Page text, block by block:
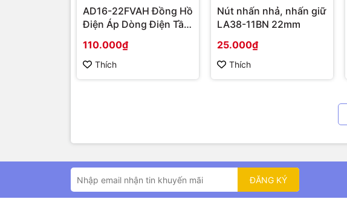
AD16-22FVAH Đồng Hồ
Điện Áp Dòng Điện Tần
110.000₫
Thích
Nút nhấn nhả, nhấn giữ
LA38-11BN 22mm
25.000₫
Thích
ĐĂNG KÝ